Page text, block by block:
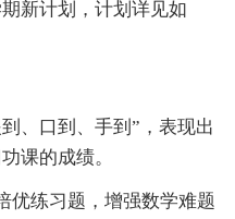
新计划，计划详见如
口到、手到”，表现出
课的成绩。
练习题，增强数学难题